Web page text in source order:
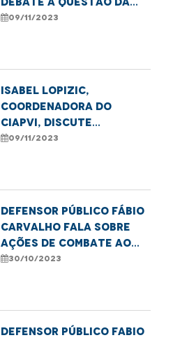
alimentação especial
09/11/2023
Isabel Lopizic,
coordenadora do
CIAPVI, discute
violência contra
09/11/2023
Defensor público Fábio
Carvalho fala sobre
ações de combate ao
sub-registro em
30/10/2023
Defensor público Fabio